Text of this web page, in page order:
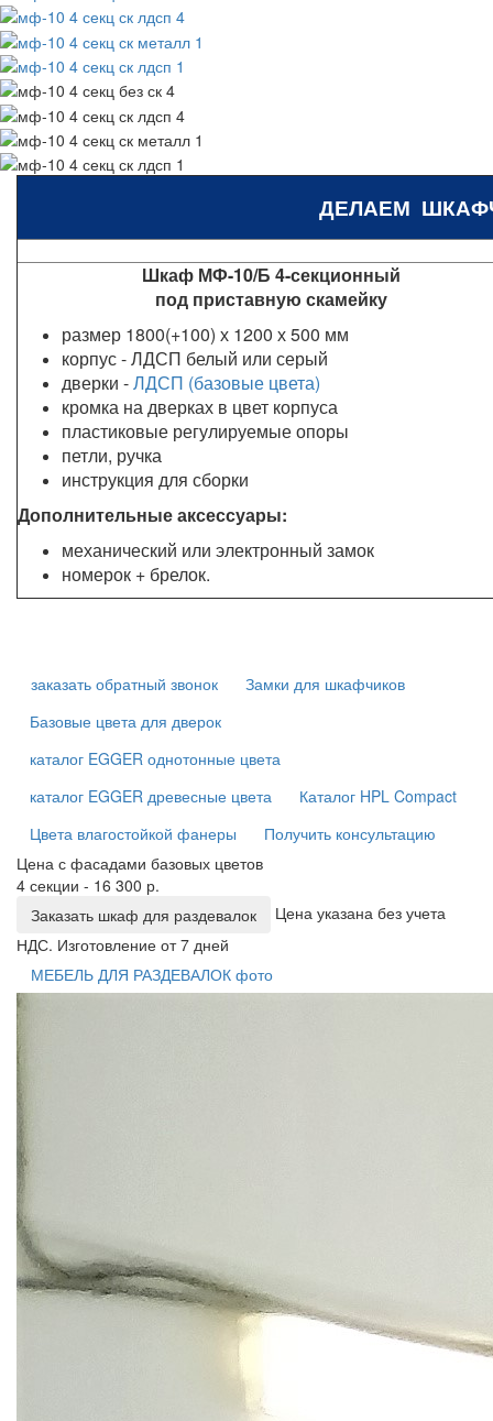
ДЕЛАЕМ
Шкаф МФ-10/Б 4-секционный
под приставную скамейку
размер 1800(+100) х 1200 х 500 мм
корпус - ЛДСП белый или серый
дверки -ЛДСП (базовые цвета)
кромка на дверках в цвет корпуса
пластиковые регулируемые опоры
петли, ручка
инструкция для сборки
Дополнительные аксессуары:
механический или электронный замок
номерок + брелок.
заказать обратный звонок
Замки для шкафчиков
Базовые цвета для дверок
каталог EGGER однотонные цвета
каталог EGGER древесные цвета
Каталог HPL Compact
Цвета влагостойкой фанеры
Получить консультацию
Цена с фасадами базовых цветов
4 секции - 16 300 р.
Заказать шкаф для раздевалок
Цена указана без учета
НДС. Изготовление от 7 дней
МЕБЕЛЬ ДЛЯ РАЗДЕВАЛОК фото